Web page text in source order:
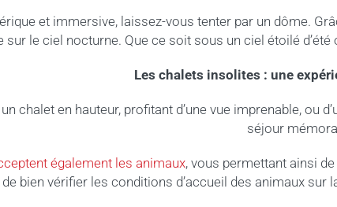
et immersive, laissez-vous tenter par un dôme.
sur le ciel nocturne. Que ce soit sous un ciel étoilé
Les chalets insolites : une
chalet en hauteur, profitant d’une vue imprenable, ou
séjour
également les animaux, vous permettant ainsi
de bien vérifier les conditions d’accueil des animaux sur